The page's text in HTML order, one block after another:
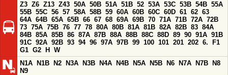
Z3 Z6 Z13 Z43 50A 50B 51A 51B 52 53A 53C 53B 54B 55A
55B 55C 56 57 58A 58B 59 60A 60B 60C 60D 61 62 63
64A 64B 65A 65B 66 67 68 69A 69B 70 71A 71B 72A 72B
73 75A 75B 76 77 78 80A 80B 81A 81B 82A 82B 83 84A
84B 85A 85B 86 87A 87B 88A 88B 88C 88D 89 90 91A 91B
91C 92A 92B 93 94 96 97A 97B 99 100 101 201 202 6.
F1
G1 G2 H
W
N1A
N1B N2 N3A N3B N4A N4B N5A N5B N6 N7A N7B
N8
N9